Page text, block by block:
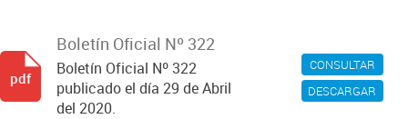
CONSULTAR
DESCARGAR
Boletín Oficial Nº 322
Boletín Oficial Nº 322
publicado el día 29 de Abril
del 2020.
pdf